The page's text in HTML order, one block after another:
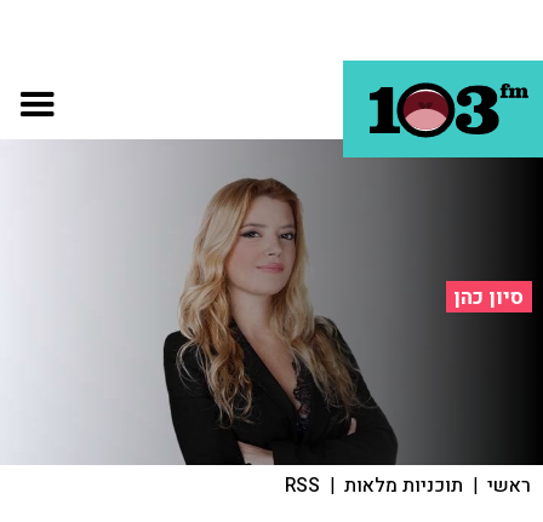
סיון כהן
ראשי | תוכניות מלאות |
RSS